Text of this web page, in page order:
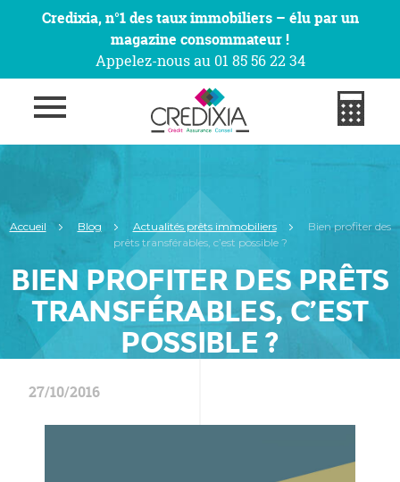
Credixia, n°1 des taux immobiliers – élu par un
magazine consommateur !
Appelez-nous au 01 85 56 22 34
Accueil Blog Actualités prêts immobiliers
Bien profiter des
prêts transférables, c’est possible ?
BIEN PROFITER DES PRÊTS
TRANSFÉRABLES, C’EST
POSSIBLE ?
27/10/2016